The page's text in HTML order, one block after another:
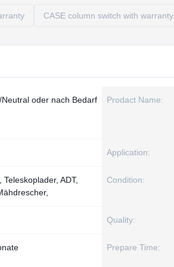
CASE column switch with warranty
Neutral oder nach Bedarf Prodact Name:
Application:
Teleskoplader, ADT,
Condition:
Quality:
Prepare Time: